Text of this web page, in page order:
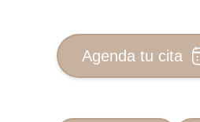
Agenda tu cita